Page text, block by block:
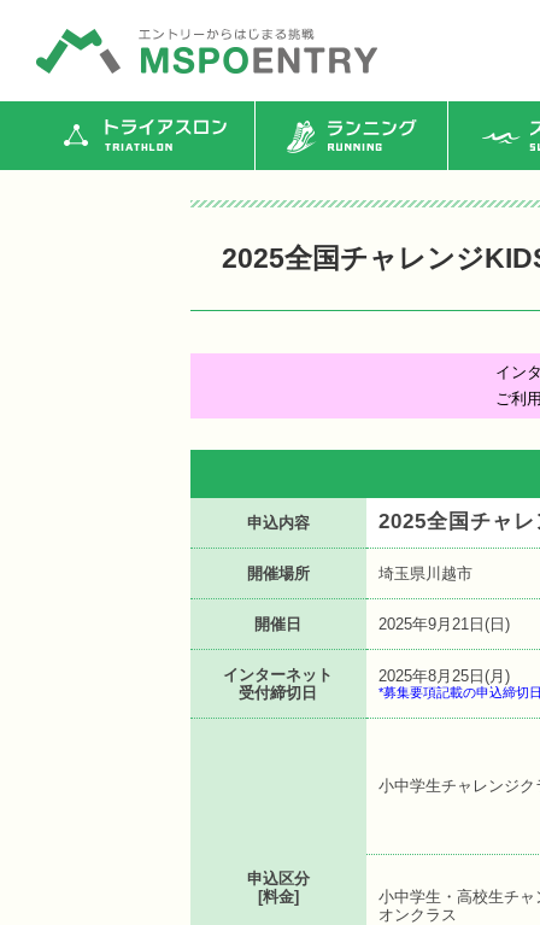
トライアスロン ランニング ス
2025全国チャレンジ
イン
ご利
申込内容 2025全国チャ
開催場所 埼玉県川越市
開催日 2025年9月21日(日)
インターネット
受付締切日
2025年8月25日(月)
*募集要項記載の申込締切
申込区分
[料金]
小中学生チャレンジク
小中学生・高校生チャ
オンクラス